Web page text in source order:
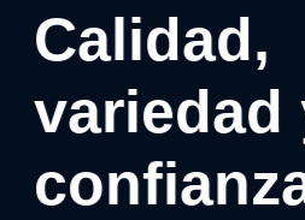
Calidad,
variedad